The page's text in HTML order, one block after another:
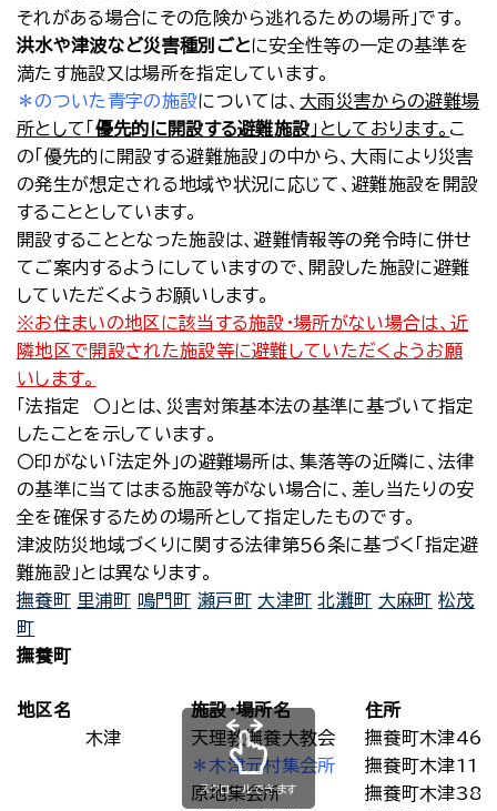
それがある場合にその危険から逃れるための場所」です。
洪水や津波など災害種別ごとに安全性等の一定の基準を
満たす施設又は場所を指定しています。
＊のついた青字の施設については、大雨災害からの避難場
所として「 優先的に開設する避難施設 」としております。 こ
の「優先的に開設する避難施設」の中から、大雨により災害
の発生が想定される地域や状況に応じて、避難施設を開設
することとしています。
開設することとなった施設は、避難情報等の発令時に併せ
てご案内するようにしていますので、開設した施設に避難
していただくようお願いします。
※お住まいの地区に該当する施設・場所がない場合は、近
隣地区で開設された施設等に避難していただくようお願
いします。
「法指定 〇」とは、災害対策基本法の基準に基づいて指定
したことを示しています。
〇印がない「法定外」の避難場所は、集落等の近隣に、法律
の基準に当てはまる施設等がない場合に、差し当たりの安
全を確保するための場所として指定したものです。
津波防災地域づくりに関する法律第５６条に基づく「指定避
難施設」とは異なります。
撫養町 里浦町 鳴門町 瀬戸町 大津町 北灘町 大麻町 松茂
町
撫養町
地区名 施設・場所名
住所
木津
天理教撫養大教会
撫養町木津461
＊木津元村集会所
撫養町木津
原地集会所
撫養町木津
スクロールできます